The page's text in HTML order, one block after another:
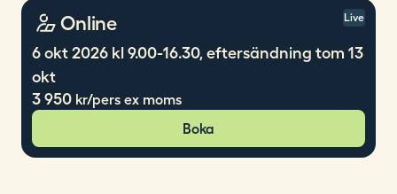
Live
Online
6 okt 2026 kl 9.00-16.30, eftersändning tom 13
okt
3 950 kr/pers ex moms
Boka